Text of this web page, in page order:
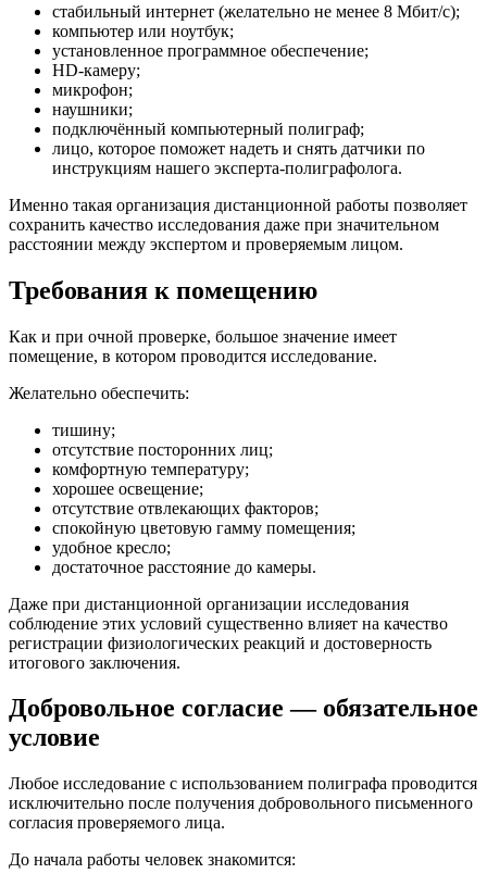
стабильный интернет (желательно не менее 8 Мбит/с);
компьютер или ноутбук;
установленное программное обеспечение;
HD-камеру;
микрофон;
наушники;
подключённый компьютерный полиграф;
лицо, которое поможет надеть и снять датчики по
инструкциям нашего эксперта-полиграфолога.
Именно такая организация дистанционной работы позволяет
сохранить качество исследования даже при значительном
расстоянии между экспертом и проверяемым лицом.
Требования к помещению
Как и при очной проверке, большое значение имеет
помещение, в котором проводится исследование.
Желательно обеспечить:
тишину;
отсутствие посторонних лиц;
комфортную температуру;
хорошее освещение;
отсутствие отвлекающих факторов;
спокойную цветовую гамму помещения;
удобное кресло;
достаточное расстояние до камеры.
Даже при дистанционной организации исследования
соблюдение этих условий существенно влияет на качество
регистрации физиологических реакций и достоверность
итогового заключения.
Добровольное согласие — обязательное
условие
Любое исследование с использованием полиграфа проводится
исключительно после получения добровольного письменного
согласия проверяемого лица.
До начала работы человек знакомится: